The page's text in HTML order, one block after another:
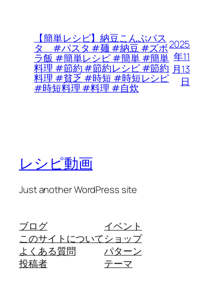
【簡単レシピ】納豆こんぶパス
タ #パスタ #麺 #納豆 #ズボ
ラ飯 #簡単レシピ #簡単 #簡単
料理 #節約 #節約レシピ #節約
料理 #貧乏 #時短 #時短レシピ
#時短料理 #料理 #自炊
2025
年11
月13
日
レシピ動画
Just another WordPress site
ブログ
このサイトについて
よくある質問
投稿者
イベント
ショップ
パターン
テーマ